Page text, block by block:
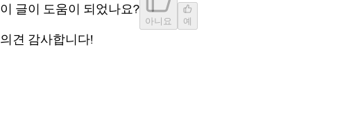
이 글이 도움이 되었나요?
아니요 예
의견 감사합니다!